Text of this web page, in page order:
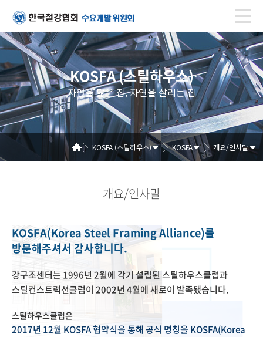
KOSFA (스틸하우스)
자연을 닮은 집, 자연을 살리는 집
KOSFA (스틸하우스) KOSFA 개요/인사말
개요/인사말
KOSFA(Korea Steel Framing Alliance)를
방문해주셔서 감사합니다.
강구조센터는 1996년 2월에 각기 설립된 스틸하우스클럽과
스틸컨스트럭션클럽이 2002년 4월에 새로이 발족됐습니다.
스틸하우스클럽은
2017년 12월 KOSFA 협약식을 통해 공식 명칭을 KOSFA(Korea